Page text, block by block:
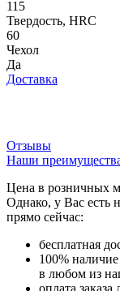
115
Твердость, HRC
60
Чехол
Да
Доставка
Отзывы
Наши
Цена в розничных
Однако, у Вас есть
прямо сейчас:
бесплатная
100%
в любом из
оплата